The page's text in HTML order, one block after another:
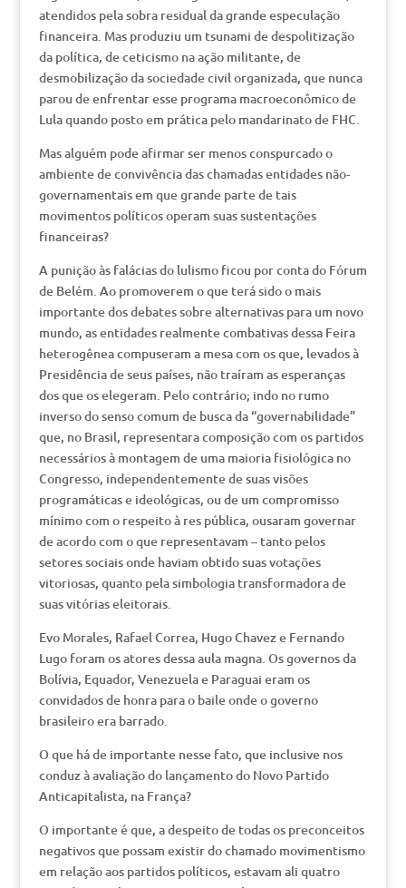
atendidos pela sobra residual da grande especulação
financeira. Mas produziu um tsunami de despolitização
da política, de ceticismo na ação militante, de
desmobilização da sociedade civil organizada, que nunca
parou de enfrentar esse programa macroeconômico de
Lula quando posto em prática pelo mandarinato de FHC.
Mas alguém pode afirmar ser menos conspurcado o
ambiente de convivência das chamadas entidades não-
governamentais em que grande parte de tais
movimentos políticos operam suas sustentações
financeiras?
A punição às falácias do lulismo ficou por conta do Fórum
de Belém. Ao promoverem o que terá sido o mais
importante dos debates sobre alternativas para um novo
mundo, as entidades realmente combativas dessa Feira
heterogênea compuseram a mesa com os que, levados à
Presidência de seus países, não traíram as esperanças
dos que os elegeram. Pelo contrário; indo no rumo
inverso do senso comum de busca da “governabilidade”
que, no Brasil, representara composição com os partidos
necessários à montagem de uma maioria fisiológica no
Congresso, independentemente de suas visões
programáticas e ideológicas, ou de um compromisso
mínimo com o respeito à res pública, ousaram governar
de acordo com o que representavam – tanto pelos
setores sociais onde haviam obtido suas votações
vitoriosas, quanto pela simbologia transformadora de
suas vitórias eleitorais.
Evo Morales, Rafael Correa, Hugo Chavez e Fernando
Lugo foram os atores dessa aula magna. Os governos da
Bolívia, Equador, Venezuela e Paraguai eram os
convidados de honra para o baile onde o governo
brasileiro era barrado.
O que há de importante nesse fato, que inclusive nos
conduz à avaliação do lançamento do Novo Partido
Anticapitalista, na França?
O importante é que, a despeito de todas os preconceitos
negativos que possam existir do chamado movimentismo
em relação aos partidos políticos, estavam ali quatro